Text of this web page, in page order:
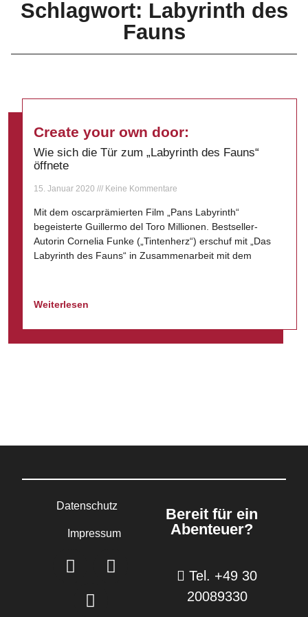
Schlagwort: Labyrinth des
Fauns
Create your own door:
Wie sich die Tür zum „Labyrinth des Fauns“
öffnete
15. Januar 2020 Keine Kommentare
Mit dem oscarprämierten Film „Pans Labyrinth“
begeisterte Guillermo del Toro Millionen. Bestseller-
Autorin Cornelia Funke („Tintenherz“) erschuf mit „Das
Labyrinth des Fauns“ in Zusammenarbeit mit dem
Weiterlesen
Datenschutz
Impressum
Bereit für ein
Abenteuer?
Tel. +49 30
20089330